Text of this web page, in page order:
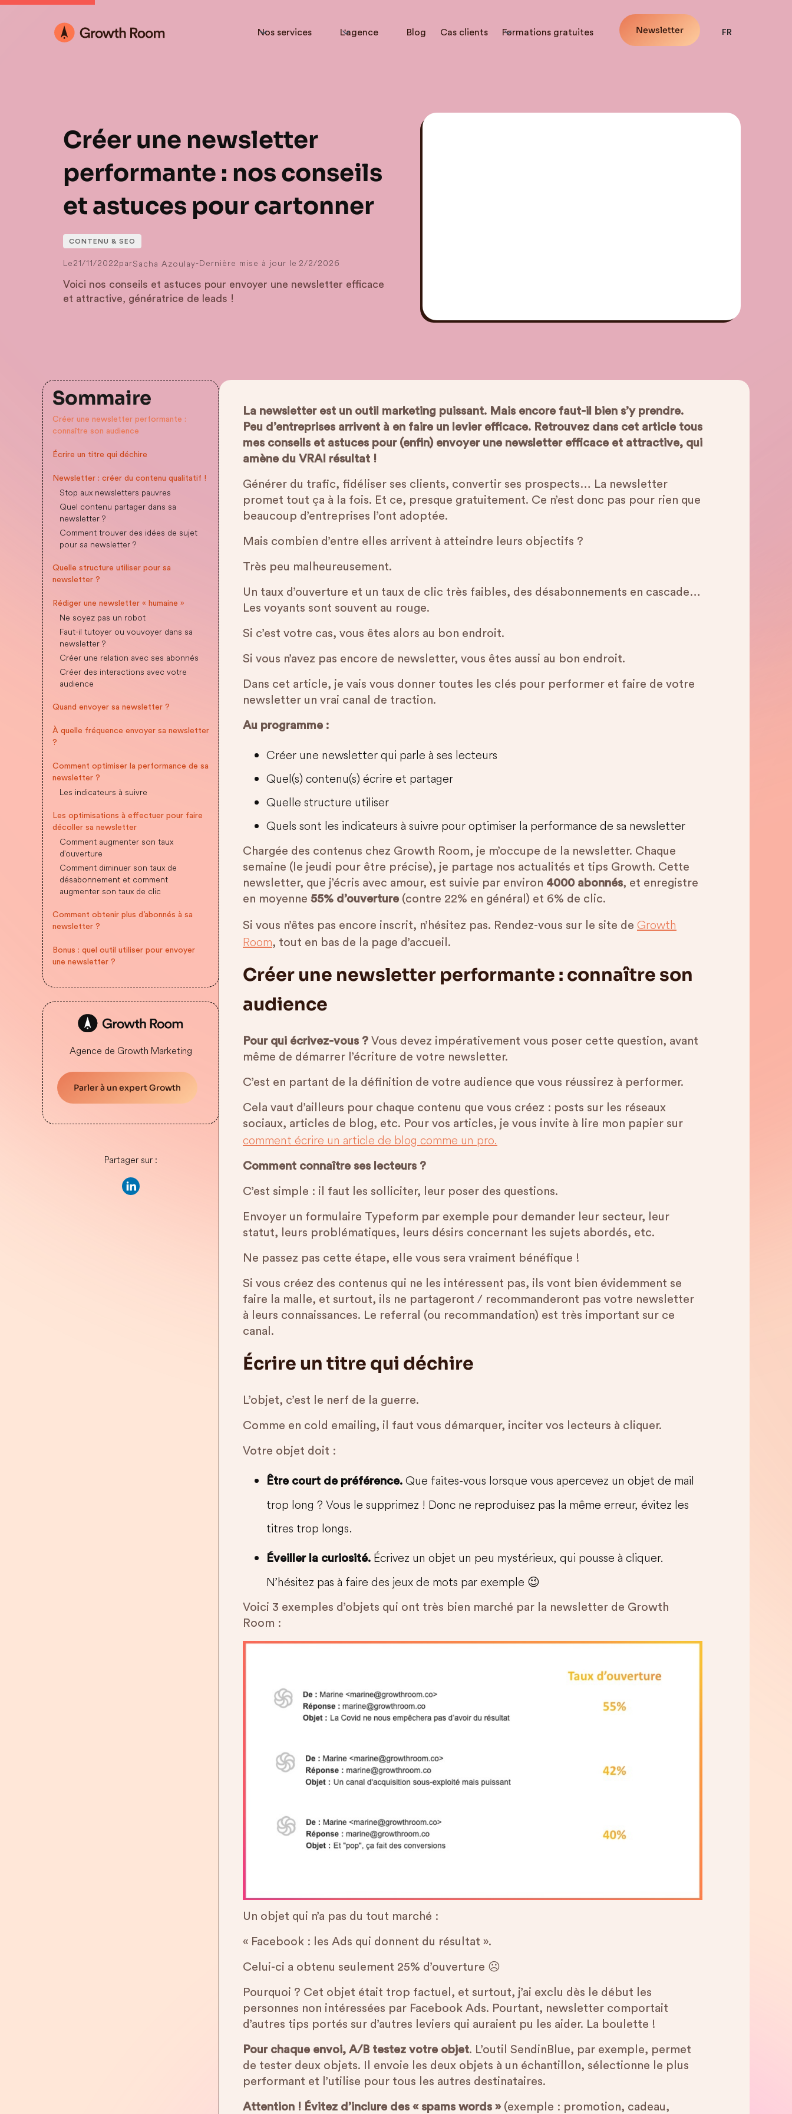
Créer une newsletter
performante : nos conseils
et astuces pour cartonner
CONTENU & SEO
Le21/11/2022parSacha Azoulay-Dernière mise à jour le 2/2/2026
Voici nos conseils et astuces pour envoyer une newsletter efficace
et attractive, génératrice de leads !
Sommaire
Créer une newsletter performante :
connaître son audience
Écrire un titre qui déchire
Newsletter : créer du contenu qualitatif !
Stop aux newsletters pauvres
Quel contenu partager dans sa
newsletter ?
Comment trouver des idées de sujet
pour sa newsletter ?
Quelle structure utiliser pour sa
newsletter ?
Rédiger une newsletter « humaine »
Ne soyez pas un robot
Faut-il tutoyer ou vouvoyer dans sa
newsletter ?
Créer une relation avec ses abonnés
Créer des interactions avec votre
audience
Quand envoyer sa newsletter ?
À quelle fréquence envoyer sa newsletter
?
Comment optimiser la performance de sa
newsletter ?
Les indicateurs à suivre
Les optimisations à effectuer pour faire
décoller sa newsletter
Comment augmenter son taux
d’ouverture
Comment diminuer son taux de
désabonnement et comment
augmenter son taux de clic
Comment obtenir plus d’abonnés à sa
newsletter ?
Bonus : quel outil utiliser pour envoyer
une newsletter ?
Agence de Growth Marketing
Parler à un expert Growth
Partager sur :
La newsletter est un outil marketing puissant. Mais encore faut-il bien s’y prendre.
Peu d’entreprises arrivent à en faire un levier efficace. Retrouvez dans cet article tous
mes conseils et astuces pour (enfin) envoyer une newsletter efficace et attractive, qui
amène du VRAI résultat !
Générer du trafic, fidéliser ses clients, convertir ses prospects… La newsletter
promet tout ça à la fois. Et ce, presque gratuitement. Ce n’est donc pas pour rien que
beaucoup d’entreprises l’ont adoptée.
Mais combien d’entre elles arrivent à atteindre leurs objectifs ?
Très peu malheureusement.
Un taux d’ouverture et un taux de clic très faibles, des désabonnements en cascade…
Les voyants sont souvent au rouge.
Si c’est votre cas, vous êtes alors au bon endroit.
Si vous n’avez pas encore de newsletter, vous êtes aussi au bon endroit.
Dans cet article, je vais vous donner toutes les clés pour performer et faire de votre
newsletter un vrai canal de traction.
Au programme :
Créer une newsletter qui parle à ses lecteurs
Quel(s) contenu(s) écrire et partager
Quelle structure utiliser
Quels sont les indicateurs à suivre pour optimiser la performance de sa newsletter
Chargée des contenus chez Growth Room, je m’occupe de la newsletter. Chaque
semaine (le jeudi pour être précise), je partage nos actualités et tips Growth. Cette
newsletter, que j’écris avec amour, est suivie par environ 4000 abonnés, et enregistre
en moyenne 55% d’ouverture (contre 22% en général) et 6% de clic.
Si vous n’êtes pas encore inscrit, n’hésitez pas. Rendez-vous sur le site de Growth
Room, tout en bas de la page d’accueil.
Créer une newsletter performante : connaître son
audience
Pour qui écrivez-vous ? Vous devez impérativement vous poser cette question, avant
même de démarrer l’écriture de votre newsletter.
C’est en partant de la définition de votre audience que vous réussirez à performer.
Cela vaut d’ailleurs pour chaque contenu que vous créez : posts sur les réseaux
sociaux, articles de blog, etc. Pour vos articles, je vous invite à lire mon papier sur
comment écrire un article de blog comme un pro.
Comment connaître ses lecteurs ?
C’est simple : il faut les solliciter, leur poser des questions.
Envoyer un formulaire Typeform par exemple pour demander leur secteur, leur
statut, leurs problématiques, leurs désirs concernant les sujets abordés, etc.
Ne passez pas cette étape, elle vous sera vraiment bénéfique !
Si vous créez des contenus qui ne les intéressent pas, ils vont bien évidemment se
faire la malle, et surtout, ils ne partageront / recommanderont pas votre newsletter
à leurs connaissances. Le referral (ou recommandation) est très important sur ce
canal.
Écrire un titre qui déchire
L’objet, c’est le nerf de la guerre.
Comme en cold emailing, il faut vous démarquer, inciter vos lecteurs à cliquer.
Votre objet doit :
Être court de préférence. Que faites-vous lorsque vous apercevez un objet de mail
trop long ? Vous le supprimez ! Donc ne reproduisez pas la même erreur, évitez les
titres trop longs.
Éveiller la curiosité. Écrivez un objet un peu mystérieux, qui pousse à cliquer.
N’hésitez pas à faire des jeux de mots par exemple 😉
Voici 3 exemples d’objets qui ont très bien marché par la newsletter de Growth
Room :
Un objet qui n’a pas du tout marché :
« Facebook : les Ads qui donnent du résultat ».
Celui-ci a obtenu seulement 25% d’ouverture ☹️
Pourquoi ? Cet objet était trop factuel, et surtout, j’ai exclu dès le début les
personnes non intéressées par Facebook Ads. Pourtant, newsletter comportait
d’autres tips portés sur d’autres leviers qui auraient pu les aider. La boulette !
Pour chaque envoi, A/B testez votre objet. L’outil SendinBlue, par exemple, permet
de tester deux objets. Il envoie les deux objets à un échantillon, sélectionne le plus
performant et l’utilise pour tous les autres destinataires.
Attention ! Évitez d’inclure des « spams words » (exemple : promotion, cadeau,
Nos services L'agence Blog Cas clients Formations gratuites Newsletter FR